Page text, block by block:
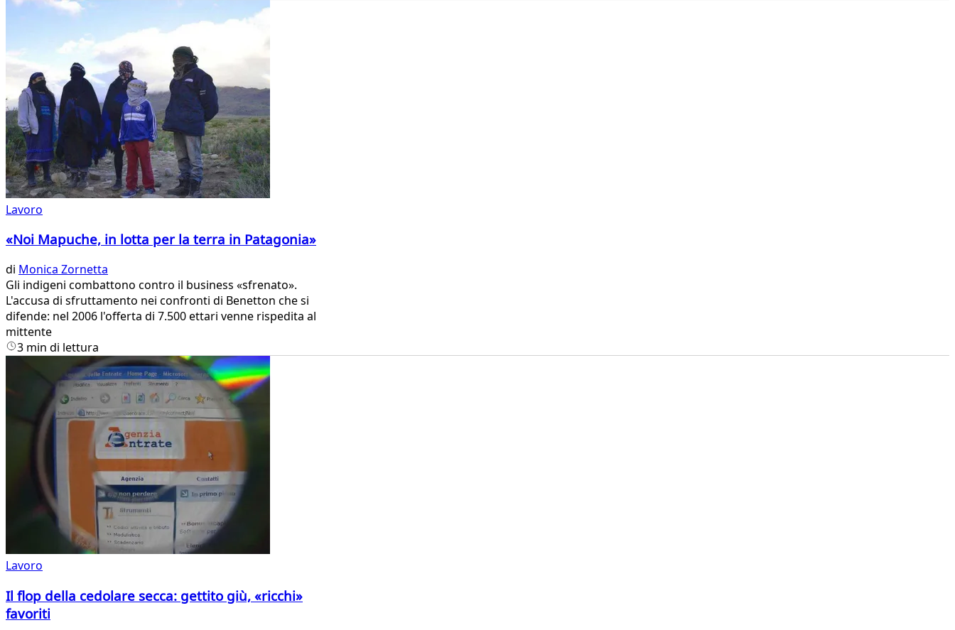
Lavoro
«Noi Mapuche, in lotta per la terra in Patagonia»
di Monica Zornetta
Gli indigeni combattono contro il business «sfrenato».
L'accusa di sfruttamento nei confronti di Benetton che si
difende: nel 2006 l'offerta di 7.500 ettari venne rispedita al
mittente
3 min di lettura
Lavoro
Il flop della cedolare secca: gettito giù, «ricchi»
favoriti